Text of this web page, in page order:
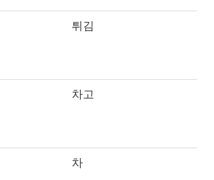
튀김
차고
차